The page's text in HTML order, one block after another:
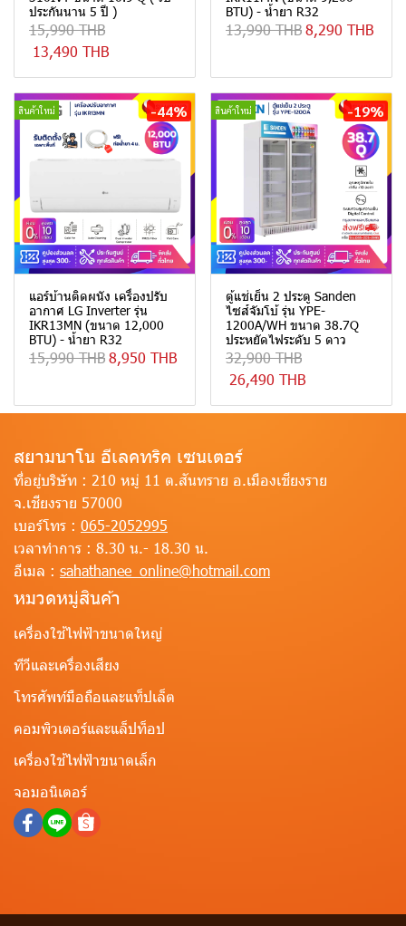
ประกันนาน 5 ปี )
15,990 THB
13,490 THB
BTU) - น้ำยา R32
13,990 THB8,290 THB
สินค้าใหม่ -44%
แอร์บ้านติดผนัง เครื่องปรับ
อากาศ LG Inverter รุ่น
IKR13MN (ขนาด 12,000
BTU) - น้ำยา R32
15,990 THB8,950 THB
สินค้าใหม่ -19%
ตู้แช่เย็น 2 ประตู Sanden
ไซส์จัมโบ้ รุ่น YPE-
1200A/WH ขนาด 38.7Q
ประหยัดไฟระดับ 5 ดาว
32,900 THB
26,490 THB
สยามนาโน อีเลคทริค เซนเตอร์
ที่อยู่บริษัท : 210 หมู่ 11 ต.สันทราย อ.เมืองเชียงราย
จ.เชียงราย 57000
เบอร์โทร : 065-2052995
เวลาทำการ : 8.30 น.- 18.30 น.
อีเมล : sahathanee_online@hotmail.com
หมวดหมู่สินค้า
เครื่องใช้ไฟฟ้าขนาดใหญ่
ทีวีและเครื่องเสียง
โทรศัพท์มือถือและแท็ปเล็ต
คอมพิวเตอร์และแล็ปท็อป
เครื่องใช้ไฟฟ้าขนาดเล็ก
จอมอนิเตอร์